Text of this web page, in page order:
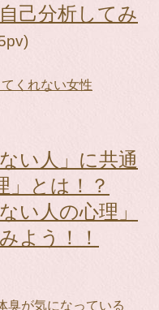
己分析してみ
い人」に共通
」とは！？
い人の心理」
よう！！